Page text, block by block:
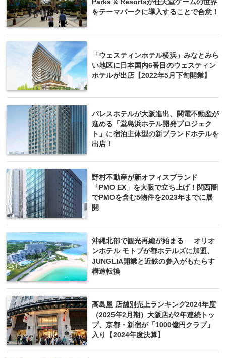
Parks & Resortsが任天堂ゲームの世界
をテーマパークに導入することで合意！
「ウェスティンホテル横浜」みなとみら
い地区に日本国内6番目のウェスティン
ホテルが出店【2022年5月下旬開業】
パレスホテルが大阪進出、関電不動産が
進める「堂島浜ホテル開発プロジェク
ト」に宿泊主体型の新ブランドホテルを
出店！
野村不動産が新オフィスブランド
「PMO EX」を大阪で立ち上げ！関西圏
でPMOを含む5物件を2023年までに展
開
沖縄北部で観光再編が始まる──オリオ
ンホテル モトブが都ホテルズに加盟、
JUNGLIA開業と近鉄の参入がもたらす
構造転換
高島屋 店舗別売上ランキング2024年度
（2025年2月期）大阪店が2年連続トッ
プ、京都・新宿が「1000億円クラブ」
入り【2024年度決算】